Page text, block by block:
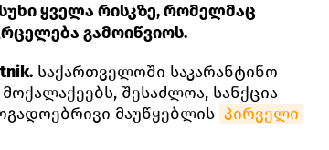
ყველა რისკზე, რომელმაც
გამოიწვიოს.
საქართველოში საკარანტინო
შესაძლოა, სანქცია
მაუწყებლის პირველი